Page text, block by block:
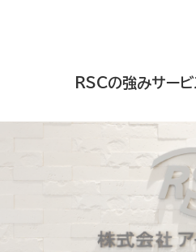
RSCの強みサー